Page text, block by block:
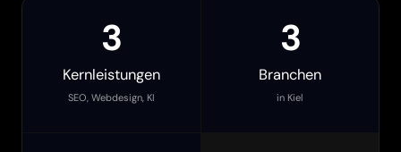
3
Kernleistungen
SEO, Webdesign, KI
3
Branchen
in Kiel